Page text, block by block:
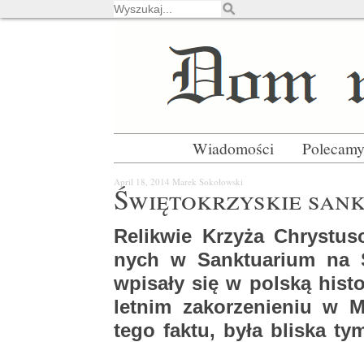
Wiadomości Polecamy
April 18, 2014 Marek So­ko­łow­ski
Świę­to­krzy­skie
Re­li­kwie Krzy­ża
nych w Sank­tu­arium na
wpi­sa­ły się w pol­ską
let­nim za­ko­rze­nie­niu w
tego faktu, była bli­ska